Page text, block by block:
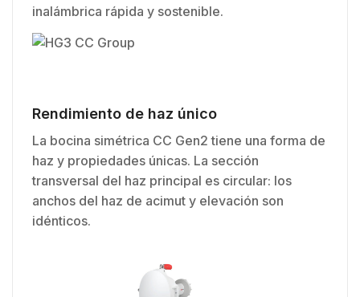
inalámbrica rápida y sostenible.
Rendimiento de haz único
La bocina simétrica CC Gen2 tiene una forma de
haz y propiedades únicas. La sección
transversal del haz principal es circular: los
anchos del haz de acimut y elevación son
idénticos.